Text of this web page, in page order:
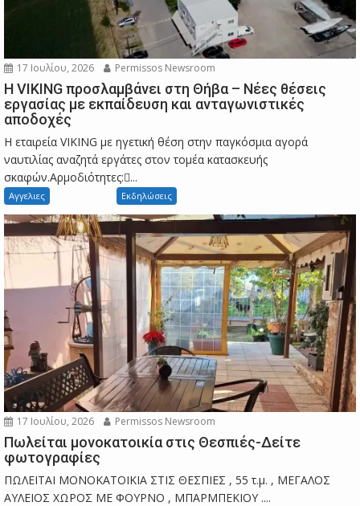
17 Ιουλίου, 2026 Permissos Newsroom
Η VIKING προσλαμβάνει στη Θήβα – Νέες θέσεις
εργασίας με εκπαίδευση και ανταγωνιστικές
αποδοχές
Η εταιρεία VIKING με ηγετική θέση στην παγκόσμια αγορά
ναυτιλίας αναζητά εργάτες στον τομέα κατασκευής
σκαφών.Αρμοδιότητες:...
Αγγελιες Εκδηλώσεις
17 Ιουλίου, 2026 Permissos Newsroom
Πωλείται μονοκατοικία στις Θεσπιές-Δείτε
φωτογραφίες
ΠΩΛΕΙΤΑΙ ΜΟΝΟΚΑΤΟΙΚΙΑ ΣΤΙΣ ΘΕΣΠΙΕΣ , 55 τ.μ. , ΜΕΓΑΛΟΣ
ΑΥΛΕΙΟΣ ΧΩΡΟΣ ΜΕ ΦΟΥΡΝΟ , ΜΠΑΡΜΠΕΚΙΟΥ ....